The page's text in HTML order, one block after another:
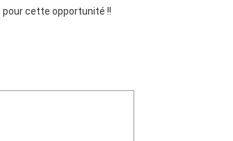
pour cette opportunité !!